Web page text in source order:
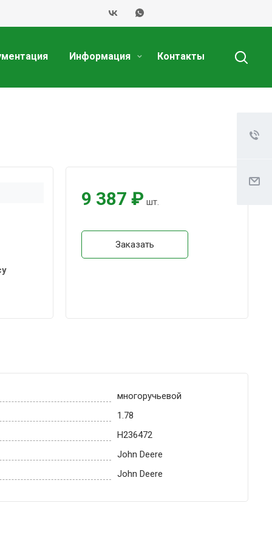
Информация Контакты
9 387 ₽ шт.
Заказать
многоручьевой
1.78
H236472
John Deere
John Deere